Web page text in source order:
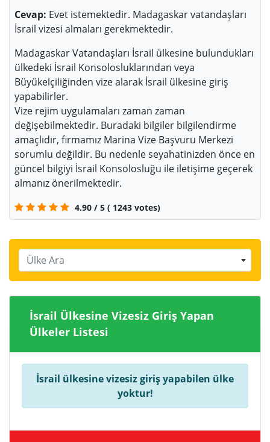
Cevap: Evet istemektedir. Madagaskar vatandaşları
İsrail vizesi almaları gerekmektedir.
Madagaskar Vatandaşları İsrail ülkesine bulundukları
ülkedeki İsrail Konsolosluklarından veya
Büyükelçiliğinden vize alarak İsrail ülkesine giriş
yapabilirler.
Vize rejim uygulamaları zaman zaman
değişebilmektedir. Buradaki bilgiler bilgilendirme
amaçlıdır, firmamız Marina Vize Başvuru Merkezi
sorumlu değildir. Bu nedenle seyahatinizden önce en
güncel bilgiyi İsrail Konsolosluğu ile iletişime geçerek
almanız önerilmektedir.
4.90 / 5 ( 1243 votes)
Ülke Ara
İsrail Ülkesine Vizesiz Giriş Yapan
Ülkeler Listesi
İsrail ülkesine vizesiz giriş yapabilen ülke
yoktur!